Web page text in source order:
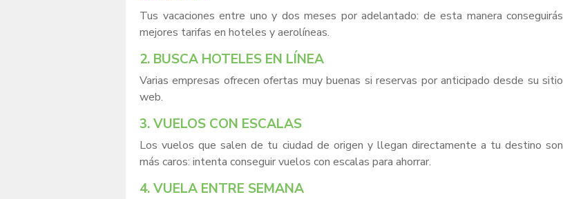
Tus vacaciones entre uno y dos meses por adelantado: de esta manera conseguirás
mejores tarifas en hoteles y aerolíneas.
2. BUSCA HOTELES EN LÍNEA
Varias empresas ofrecen ofertas muy buenas si reservas por anticipado desde su sitio
web.
3. VUELOS CON ESCALAS
Los vuelos que salen de tu ciudad de origen y llegan directamente a tu destino son
más caros: intenta conseguir vuelos con escalas para ahorrar.
4. VUELA ENTRE SEMANA